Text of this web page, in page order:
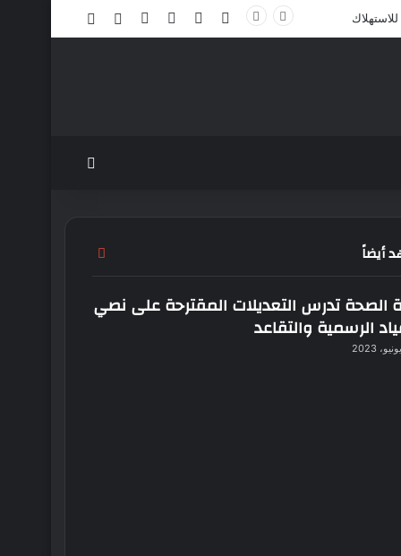
فيسبوك ‫YouTubeانستقراممقال عشوائي
أيضاً
الصحة تدرس التعديلات المقترحة على نصي
الرسمية والتقاعد